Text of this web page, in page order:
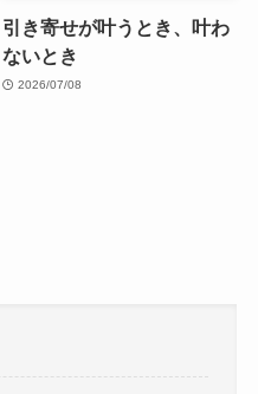
引き寄せが叶うとき、叶わ
ないとき
2026/07/08